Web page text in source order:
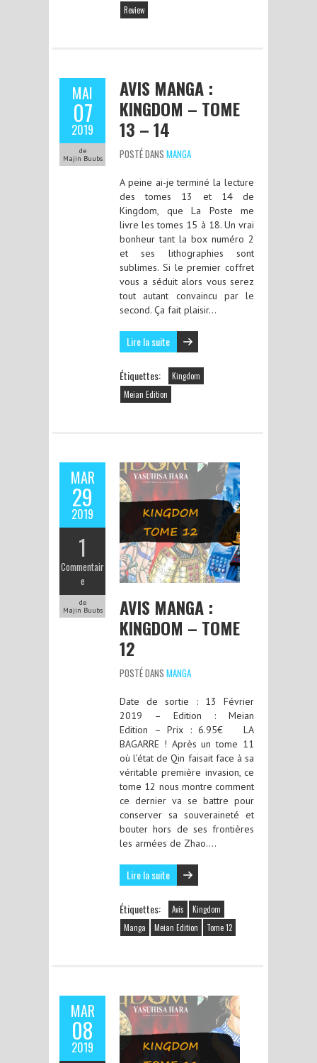
Review
MAI
07
2019
de
Majin Buubs
AVIS MANGA :
KINGDOM – TOME
13 – 14
POSTÉ DANS MANGA
A peine ai-je terminé la lecture
des tomes 13 et 14 de
Kingdom, que La Poste me
livre les tomes 15 à 18. Un vrai
bonheur tant la box numéro 2
et ses lithographies sont
sublimes. Si le premier coffret
vous a séduit alors vous serez
tout autant convaincu par le
second. Ça fait plaisir…
Lire la suite
Étiquettes:
Kingdom
Meian Edition
MAR
29
2019
1
Commentair
e
de
Majin Buubs
AVIS MANGA :
KINGDOM – TOME
12
POSTÉ DANS MANGA
Date de sortie : 13 Février
2019 – Edition : Meian
Edition – Prix : 6.95€ LA
BAGARRE ! Après un tome 11
où l’état de Qin faisait face à sa
véritable première invasion, ce
tome 12 nous montre comment
ce dernier va se battre pour
conserver sa souveraineté et
bouter hors de ses frontières
les armées de Zhao….
Lire la suite
Étiquettes: Avis
Kingdom
Manga
Meian Edition Tome 12
MAR
08
2019